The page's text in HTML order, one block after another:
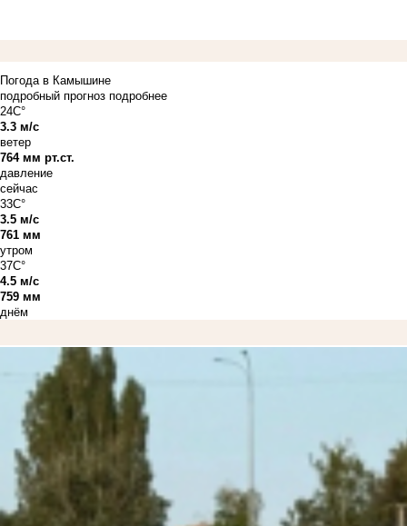
Погода в Камышине
подробный прогноз подробнее
24C°
3.3 м/с
ветер
764 мм рт.ст.
давление
сейчас
33C°
3.5 м/с
761 мм
утром
37C°
4.5 м/с
759 мм
днём